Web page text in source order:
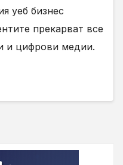
уеб бизнес
прекарват все
и цифрови медии.